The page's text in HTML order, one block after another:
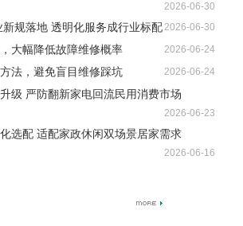
2026-06-30
规落地 透明化服务成行业标配2026-06-30
大幅降低故障维修概率 2026-06-24
法，避免盲目维修踩坑 2026-06-24
级 严防翻新家电回流民用消费市场
2026-06-23
选配 适配家政休闲双场景居家需求
2026-06-16